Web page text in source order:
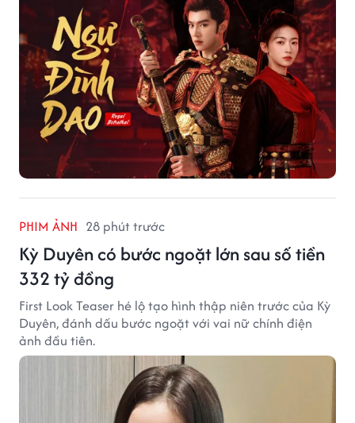
PHIM ẢNH 28 phút trước
Kỳ Duyên có bước ngoặt lớn sau số tiền
332 tỷ đồng
First Look Teaser hé lộ tạo hình thập niên trước của Kỳ
Duyên, đánh dấu bước ngoặt với vai nữ chính điện
ảnh đầu tiên.